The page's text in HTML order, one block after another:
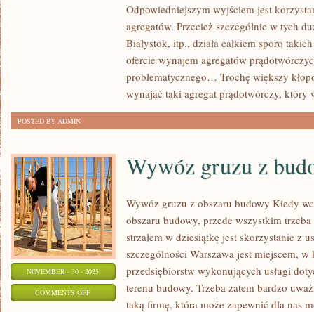
Odpowiedniejszym wyjściem jest
agregatów. Przecież szczególnie w tych
Białystok, itp., działa całkiem sporo
ofercie wynajem agregatów
problematycznego… Trochę większy
wynająć taki agregat prądotwórczy, który
POSTED BY ADMIN
NOVEMBER - 30 - 2025
COMMENTS OFFON
Wywóz gruzu z
Wywóz gruzu z obszaru budowy Kiedy
obszaru budowy, przede wszystkim
strzałem w dziesiątkę jest skorzystanie z
szczególności Warszawa jest miejscem,
przedsiębiorstw wykonujących usługi
terenu budowy. Trzeba zatem bardzo
taką firmę, która może zapewnić dla nas